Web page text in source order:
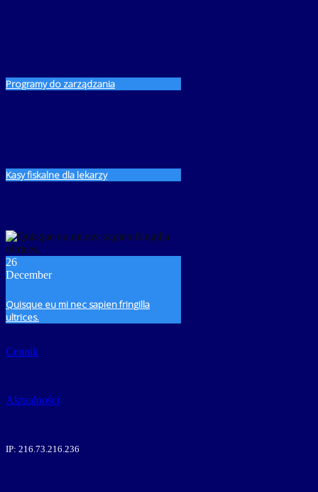
Programy do zarządzania
Kasy fiskalne dla lekarzy
26
December
Quisque eu mi nec sapien fringilla
ultrices.
Cennik
Aktualności
IP: 216.73.216.236